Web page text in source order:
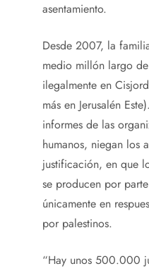
asentamiento.
Desde 2007, la
medio millón largo
ilegalmente en
más en Jerusalén
informes de las
humanos, niegan los
justificación, en que
se producen por
únicamente en
por palestinos.
“Hay unos 500.000